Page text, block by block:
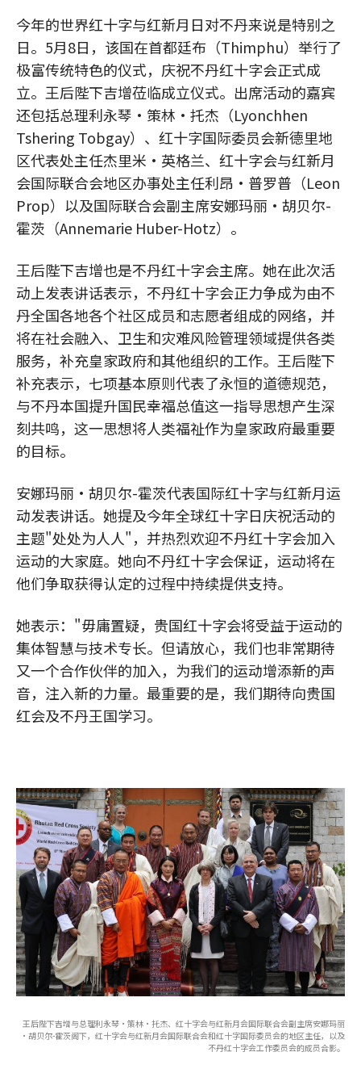
今年的世界红十字与红新月日对不丹来说是特别之
日。5月8日，该国在首都廷布（Thimphu）举行了
极富传统特色的仪式，庆祝不丹红十字会正式成
立。王后陛下吉增莅临成立仪式。出席活动的嘉宾
还包括总理利永琴·策林·托杰（Lyonchhen
Tshering Tobgay）、红十字国际委员会新德里地
区代表处主任杰里米·英格兰、红十字会与红新月
会国际联合会地区办事处主任利昂·普罗普（Leon
Prop）以及国际联合会副主席安娜玛丽·胡贝尔-
霍茨（Annemarie Huber-Hotz）。
王后陛下吉增也是不丹红十字会主席。她在此次活
动上发表讲话表示，不丹红十字会正力争成为由不
丹全国各地各个社区成员和志愿者组成的网络，并
将在社会融入、卫生和灾难风险管理领域提供各类
服务，补充皇家政府和其他组织的工作。王后陛下
补充表示，七项基本原则代表了永恒的道德规范，
与不丹本国提升国民幸福总值这一指导思想产生深
刻共鸣，这一思想将人类福祉作为皇家政府最重要
的目标。
安娜玛丽·胡贝尔-霍茨代表国际红十字与红新月运
动发表讲话。她提及今年全球红十字日庆祝活动的
主题"处处为人人"，并热烈欢迎不丹红十字会加入
运动的大家庭。她向不丹红十字会保证，运动将在
他们争取获得认定的过程中持续提供支持。
她表示："毋庸置疑，贵国红十字会将受益于运动的
集体智慧与技术专长。但请放心，我们也非常期待
又一个合作伙伴的加入，为我们的运动增添新的声
音，注入新的力量。最重要的是，我们期待向贵国
红会及不丹王国学习。
王后陛下吉增与总理利永琴·策林·托杰、红十字会与红新月会国际联合会副主席安娜玛丽
·胡贝尔-霍茨阁下，红十字会与红新月会国际联合会和红十字国际委员会的地区主任，以及
不丹红十字会工作委员会的成员合影。